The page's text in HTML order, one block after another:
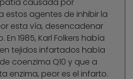
estos agentes de inhibir la
esta vía, desencadenar
1985, Karl Folkers había
tejidos infartados había
coenzima Q10 y que a
enzima, peor es el infarto.